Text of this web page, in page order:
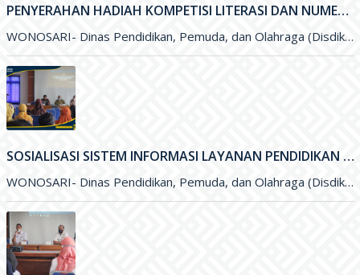
PENYERAHAN HADIAH KOMPETISI LITERASI DAN NUMERASI TINGKAT NASIONAL
WONOSARI- Dinas Pendidikan, Pemuda, dan Olahraga (Disdikpora) Kabupaten Gunungkidul bekerja sama dengan Pesona Edu, Bank BCA, dan Pabrik Minuman Hillo
SOSIALISASI SISTEM INFORMASI LAYANAN PENDIDIKAN (SILANDIK) TAHUN 2021
WONOSARI- Dinas Pendidikan, Pemuda, dan Olahraga (Disdikpora) Kabupaten Gunungkidul bersama Badan Perencanaan Pembangunan Daerah (Bappeda) Kabupaten Gunungkidul menyelenggarakan kegiatan Sosialisasi